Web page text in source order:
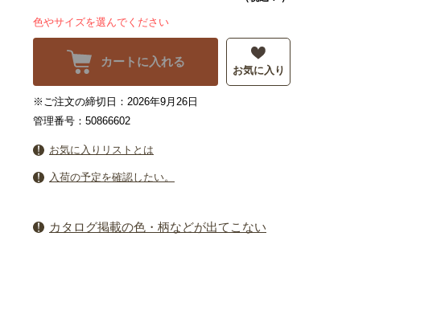
色やサイズを選んでください
カートに入れる
お気に入り
※ご注文の締切日：2026年9月26日
管理番号：50866602
お気に入りリストとは
入荷の予定を確認したい。
カタログ掲載の色・柄などが出てこない